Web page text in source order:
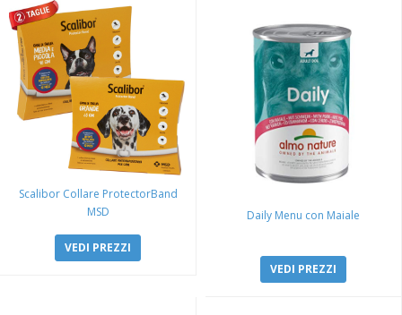
Scalibor Collare ProtectorBand
MSD
VEDI PREZZI
Daily Menu con Maiale
VEDI PREZZI